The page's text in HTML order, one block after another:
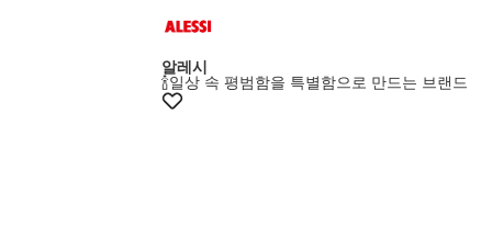
멤버스20%쿠폰
알레시
🍾일상 속 평범함을 특별함으로 만드는 브랜드